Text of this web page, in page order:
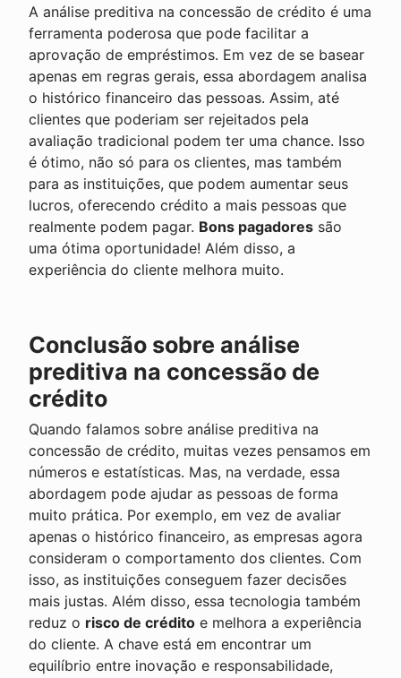
A análise preditiva na concessão de crédito é uma
ferramenta poderosa que pode facilitar a
aprovação de empréstimos. Em vez de se basear
apenas em regras gerais, essa abordagem analisa
o histórico financeiro das pessoas. Assim, até
clientes que poderiam ser rejeitados pela
avaliação tradicional podem ter uma chance. Isso
é ótimo, não só para os clientes, mas também
para as instituições, que podem aumentar seus
lucros, oferecendo crédito a mais pessoas que
realmente podem pagar. Bons pagadores são
uma ótima oportunidade! Além disso, a
experiência do cliente melhora muito.
Conclusão sobre análise
preditiva na concessão de
crédito
Quando falamos sobre análise preditiva na
concessão de crédito, muitas vezes pensamos em
números e estatísticas. Mas, na verdade, essa
abordagem pode ajudar as pessoas de forma
muito prática. Por exemplo, em vez de avaliar
apenas o histórico financeiro, as empresas agora
consideram o comportamento dos clientes. Com
isso, as instituições conseguem fazer decisões
mais justas. Além disso, essa tecnologia também
reduz o risco de crédito e melhora a experiência
do cliente. A chave está em encontrar um
equilíbrio entre inovação e responsabilidade,